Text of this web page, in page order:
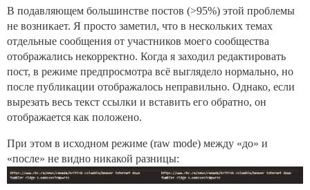
В подавляющем большинстве постов (>95%) этой проблемы
не возникает. Я просто заметил, что в нескольких темах
отдельные сообщения от участников моего сообщества
отображались некорректно. Когда я заходил редактировать
пост, в режиме предпросмотра всё выглядело нормально, но
после публикации отображалось неправильно. Однако, если
вырезать весь текст ссылки и вставить его обратно, он
отображается как положено.
При этом в исходном режиме (raw mode) между «до» и
«после» не видно никакой разницы: